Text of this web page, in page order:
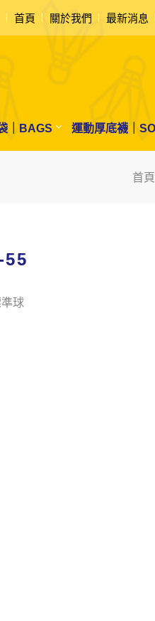
首頁 關於我們 最新消息
｜BAGS 運動厚底襪｜
首頁
55
球